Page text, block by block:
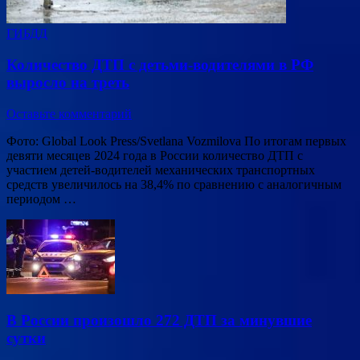
ГИБДД
Количество ДТП с детьми-водителями в РФ
выросло на треть
Оставьте комментарий
Фото: Global Look Press/Svetlana Vozmilova По итогам первых
девяти месяцев 2024 года в России количество ДТП с
участием детей-водителей механических транспортных
средств увеличилось на 38,4% по сравнению с аналогичным
периодом …
В России произошло 272 ДТП за минувшие
сутки